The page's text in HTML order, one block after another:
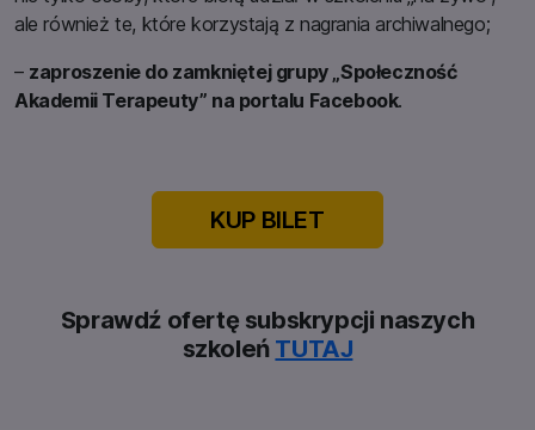
ale również te, które korzystają z nagrania archiwalnego;
– zaproszenie do zamkniętej grupy „Społeczność
Akademii Terapeuty” na portalu Facebook.
KUP BILET
Sprawdź ofertę subskrypcji naszych
szkoleń TUTAJ